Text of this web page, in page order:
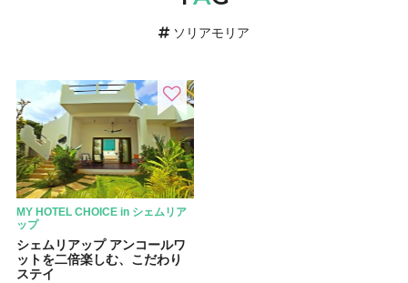
ソリアモリア
MY HOTEL CHOICE in シェムリア
ップ
シェムリアップ アンコールワ
ットを二倍楽しむ、こだわり
ステイ